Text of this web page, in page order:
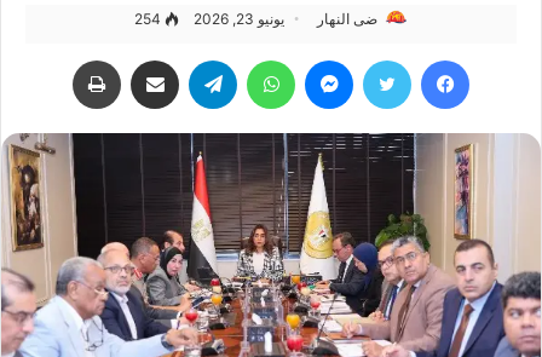
ضى النهار يونيو 23, 2026 254
فيسبوك تويتر ماسنجر واتساب تيلقرام مشاركة عبر البريد